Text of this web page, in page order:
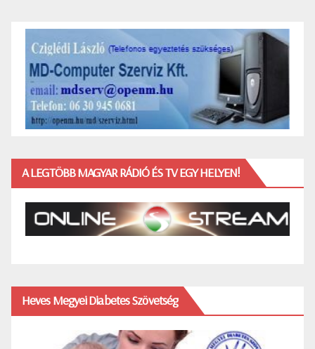
A LEGTÖBB MAGYAR RÁDIÓ ÉS TV EGY HELYEN!
Heves Megyei Diabetes Szövetség